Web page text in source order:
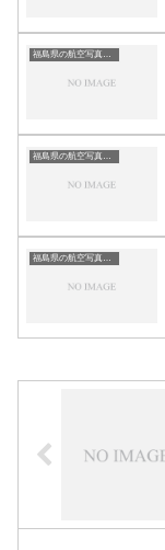
福島県の航空写真・空中写真
福島県の航空写真・空中写真
福島県の航空写真・空中写真